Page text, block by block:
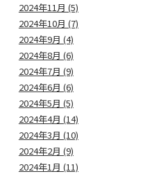
2024年11月 (5)
2024年10月 (7)
2024年9月 (4)
2024年8月 (6)
2024年7月 (9)
2024年6月 (6)
2024年5月 (5)
2024年4月 (14)
2024年3月 (10)
2024年2月 (9)
2024年1月 (11)